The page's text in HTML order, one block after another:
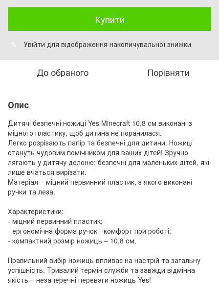
Купити
% Увійти для відображення накопичувальної знижки
До обраного Порівняти
Опис
Дитячі безпечні ножиці Yes Minecraft 10,8 см виконані з
міцного пластику, щоб дитина не поранилася.
Легко розрізають папір та безпечні для дитини. Ножиці
стануть чудовим помічником для ваших дітей! Зручно
лягають у дитячу долоню; безпечні для маленьких дітей, які
лише вчаться вирізати.
Матеріал – міцний первинний пластик, з якого виконані
ручки та леза.
Характеристики:
- міцний первинний пластик;
- ергономічна форма ручок - комфорт при роботі;
- компактний розмір ножиць – 10,8 см.
Правильний вибір ножиць впливає на настрій та загальну
успішність. Тривалий термін служби та завжди відмінна
якість – незаперечні переваги ножиць Yes!